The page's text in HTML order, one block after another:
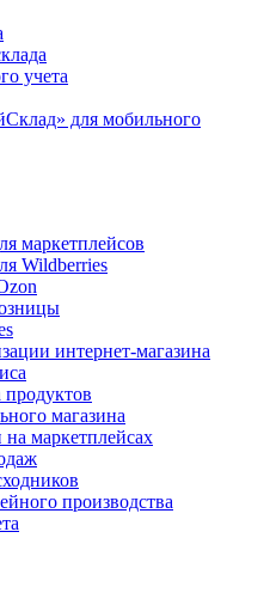
учета
для мобильного
маркетплейсов
Wildberries
интернет-магазина
магазина
маркетплейсах
производства